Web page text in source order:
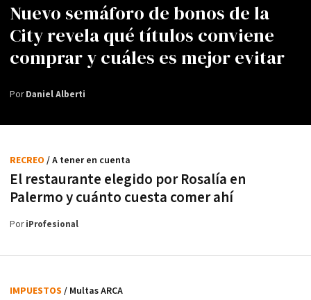
Nuevo semáforo de bonos de la
City revela qué títulos conviene
comprar y cuáles es mejor evitar
PorDaniel Alberti
El restaurante elegido por Rosalía en
Palermo y cuánto cuesta comer ahí
RECREO / A tener en cuenta
PoriProfesional
IMPUESTOS / Multas ARCA